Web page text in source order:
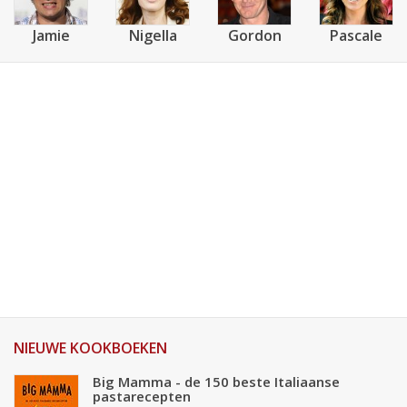
Jamie Nigella Gordon Pascale
NIEUWE KOOKBOEKEN
Big Mamma - de 150 beste Italiaanse
pastarecepten